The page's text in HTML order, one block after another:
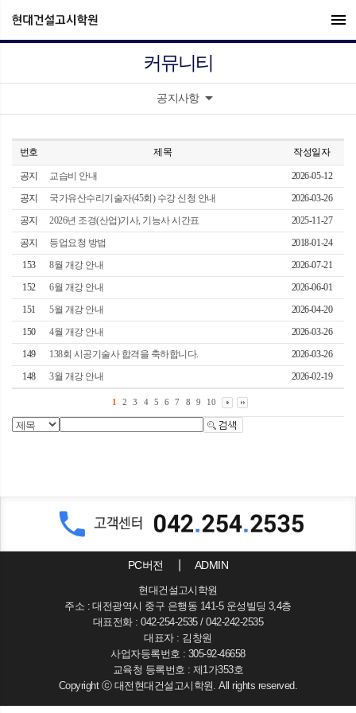
menu
커뮤니티
공지사항arrow_drop_down
번호 제목 작성일자
공지 교습비 안내
2026-05-12
공지
국가유산수리기술자(45회) 수강 신청 안내
2026-03-26
공지
2026년 조경(산업)기사, 기능사 시간표
2025-11-27
공지
등업요청 방법
2018-01-24
153
8월 개강 안내
2026-07-21
152
6월 개강 안내
2026-06-01
151
5월 개강 안내
2026-04-20
150
4월 개강 안내
2026-03-26
149
138회 시공기술사 합격을 축하합니다.
2026-03-26
148
3월 개강 안내 2026-02-19
1 2 3 4 5 6 7 8 9 10
PC버전 ADMIN
현대건설고시학원
주소 : 대전광역시 중구 은행동 141-5 운성빌딩 3,4층
대표전화 : 042-254-2535 / 042-242-2535
대표자 : 김창원
사업자등록번호 : 305-92-46658
교육청 등록번호 : 제1가353호
Copyright ⓒ 대전현대건설고시학원. All rights reserved.